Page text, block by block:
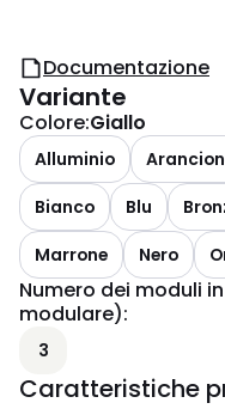
Documentazione
Variante
Colore:Giallo
Alluminio
Bianco
Blu
Marrone
Nero
Numero dei moduli
modulare):
3
Caratteristiche